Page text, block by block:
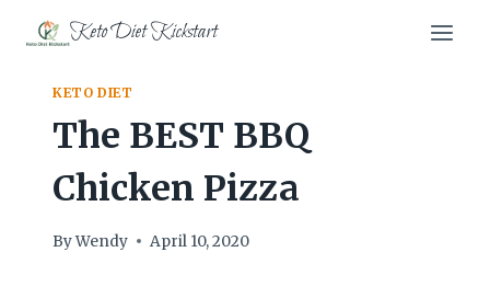
Keto Diet Kickstart
KETO DIET
The BEST BBQ
Chicken Pizza
ByWendy April 10, 2020